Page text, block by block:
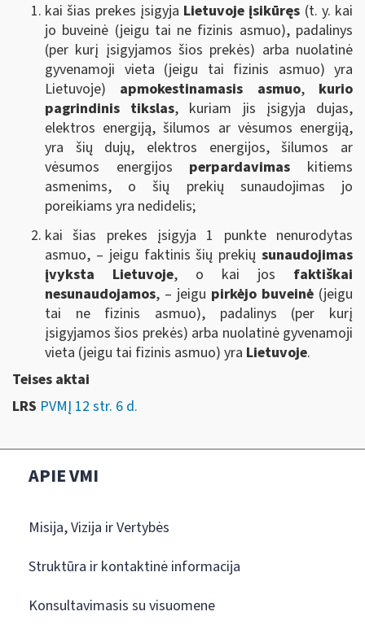
kai šias prekes įsigyja Lietuvoje įsikūręs (t. y. kai
jo buveinė (jeigu tai ne fizinis asmuo), padalinys
(per kurį įsigyjamos šios prekės) arba nuolatinė
gyvenamoji vieta (jeigu tai fizinis asmuo) yra
Lietuvoje) apmokestinamasis asmuo, kurio
pagrindinis tikslas, kuriam jis įsigyja dujas,
elektros energiją, šilumos ar vėsumos energiją,
yra šių dujų, elektros energijos, šilumos ar
vėsumos energijos perpardavimas kitiems
asmenims, o šių prekių sunaudojimas jo
poreikiams yra nedidelis;
kai šias prekes įsigyja 1 punkte nenurodytas
asmuo, – jeigu faktinis šių prekių sunaudojimas
įvyksta Lietuvoje, o kai jos faktiškai
nesunaudojamos, – jeigu pirkėjo buveinė (jeigu
tai ne fizinis asmuo), padalinys (per kurį
įsigyjamos šios prekės) arba nuolatinė gyvenamoji
vieta (jeigu tai fizinis asmuo) yra Lietuvoje.
Teises aktai
LRS PVMĮ 12 str. 6 d.
APIE VMI
Misija, Vizija ir Vertybės
Struktūra ir kontaktinė informacija
Konsultavimasis su visuomene